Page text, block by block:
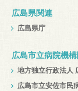
広島県関連
広島県庁
広島市立病院機
地方独立行政法人
広島市立安佐市民